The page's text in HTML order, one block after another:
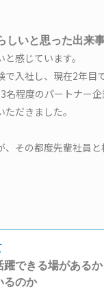
しいと思った出来
感じています。
で入社し、現在2年目
名程度のパートナー
だきました。
、その都度先輩社員
躍できる場がある
るのか